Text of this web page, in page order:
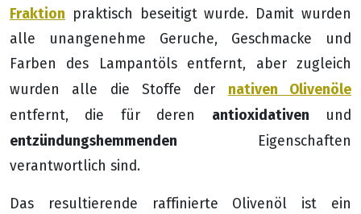
Fraktion praktisch beseitigt wurde. Damit wurden
alle unangenehme Geruche, Geschmacke und
Farben des Lampantöls entfernt, aber zugleich
wurden alle die Stoffe der nativen Olivenöle
entfernt, die für deren antioxidativen und
entzündungshemmenden Eigenschaften
verantwortlich sind.
Das resultierende raffinierte Olivenöl ist ein